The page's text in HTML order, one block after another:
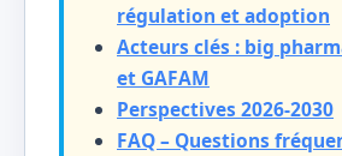
régulation et adoption
Acteurs clés : big
et GAFAM
Perspectives 2026-2030
FAQ – Questions